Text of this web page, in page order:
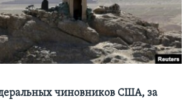
чиновников США, за